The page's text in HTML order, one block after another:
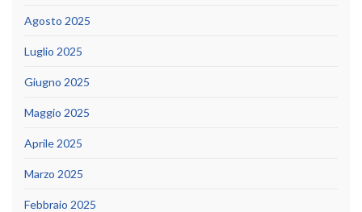
Agosto 2025
Luglio 2025
Giugno 2025
Maggio 2025
Aprile 2025
Marzo 2025
Febbraio 2025